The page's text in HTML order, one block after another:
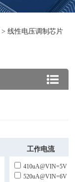
>线性电压调制芯片
工作电流
410uA@VIN=5V
520uA@VIN=6V